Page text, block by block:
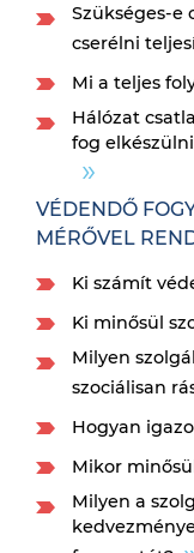
Szükséges-e
cserélni
Mi a teljes
Hálózat
fog
VÉDENDŐ
MÉRŐVEL
Ki számít
Ki minősül
Milyen
szociálisan
Hogyan
Mikor
Milyen a